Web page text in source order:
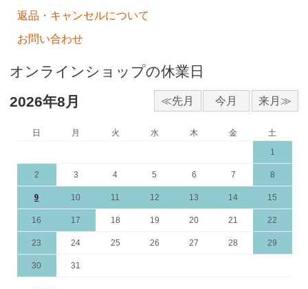
返品・キャンセルについて
お問い合わせ
オンラインショップの休業日
2026年8月
日 月 火 水 木 金
土
1
2 3 4 5 6 7 8
9 10 11 12 13 14 15
16 17 18 19 20 21 22
23 24 25 26 27 28 29
30 31